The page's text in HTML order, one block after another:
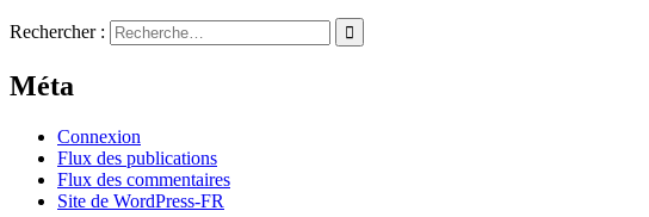
Rechercher :
Méta
Connexion
Flux des publications
Flux des commentaires
Site de WordPress-FR